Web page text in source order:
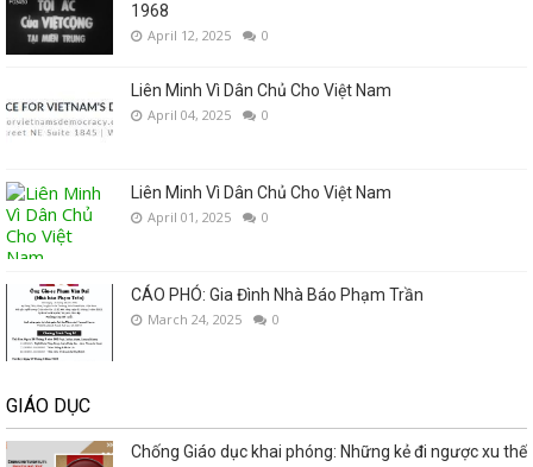
1968
April 12, 2025 0
Liên Minh Vì Dân Chủ Cho Việt Nam
April 04, 2025 0
Liên Minh Vì Dân Chủ Cho Việt Nam
April 01, 2025 0
CÁO PHÓ: Gia Đình Nhà Báo Phạm Trần
March 24, 2025 0
GIÁO DỤC
Chống Giáo dục khai phóng: Những kẻ đi ngược xu thế